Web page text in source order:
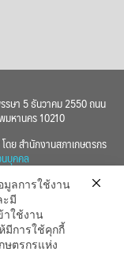
รษา 5 ธันวาคม 2550 ถนน
มหานคร 10210
ย สำนักงานสภาเกษตรกร
บุคคล
มูลการใช้งาน
ะมี
าใช้งาน
มีการใช้คุกกี้
ษตรกรแห่ง